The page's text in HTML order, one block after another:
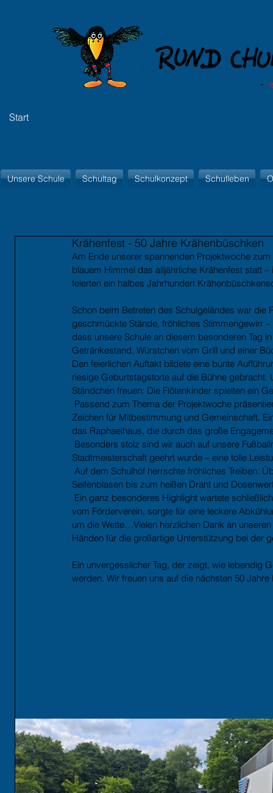
Start
Unsere Schule Schultag Schulkonzept Schulleben
Krähenfest - 50 Jahre Krähenbüschken
Am Ende unserer spannenden Projektwoche
blauem Himmel das alljährliche Krähenfest statt
feierten ein halbes Jahrhundert
Schon beim Betreten des Schulgeländes war
geschmückte Stände, fröhliches Stimmengewirr
dass unsere Schule an diesem besonderen Tag
Getränkestand, Würstchen vom Grill und einer
Den feierlichen Auftakt bildete eine bunte
riesige Geburtstagstorte auf die Bühne
Ständchen freuen: Die Flötenkinder spielten ein
Passend zum Thema der Projektwoche
Zeichen für Mitbestimmung und Gemeinschaft.
das Raphaelhaus, die durch das große
Besonders stolz sind wir auch auf unsere
Stadtmeisterschaft geehrt wurde – eine tolle
Auf dem Schulhof herrschte fröhliches Treiben:
Seifenblasen bis zum heißen Draht und
Ein ganz besonderes Highlight wartete
vom Förderverein, sorgte für eine leckere
um die Wette…Vielen herzlichen Dank an
Händen für die großartige Unterstützung bei der
Ein unvergesslicher Tag, der zeigt, wie lebendig
werden. Wir freuen uns auf die nächsten 50